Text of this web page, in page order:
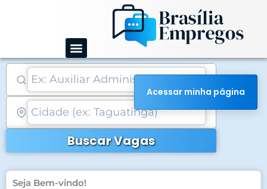
conteúdo
Buscar Vagas
Seja Bem-vindo!
Acessar minha página